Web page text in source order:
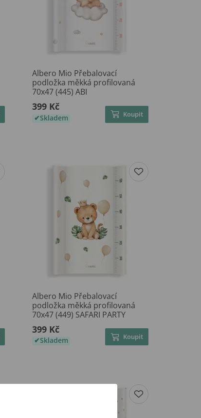
Albero Mio Přebalovací
podložka měkká profilovaná
70x47 (445) ABI
399 Kč
Skladem Koupit
Albero Mio Přebalovací
podložka měkká profilovaná
70x47 (449) SAFARI PARTY
399 Kč
Skladem Koupit